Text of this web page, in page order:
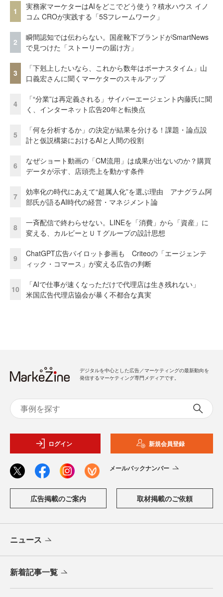
1
実務家マーケターはAIをどこでどう使う？積水ハウス イノ
コム CROが実践する「5Sフレームワーク」
2
瞬間認知では伝わらない。国産靴下ブランドがSmartNews
で見つけた「ストーリーの届け方」
3
「下剋上したいなら、これから数年はボーナスタイム」山
口義宏さんに聞くマーケターのスキルアップ
4
「“分業”は再定義される」サイバーエージェント内藤氏に聞
く、インターネット広告20年と転換点
5
「何を分析するか」の決定が結果を分ける！課題・論点設
計と仮説構築におけるAIと人間の役割
6
なぜショート動画の「CM流用」は成果が出ないのか？購買
データが示す、店頭売上を動かす条件
7
効率化の時代にあえて“超属人化”を選ぶ理由 アナグラム阿
部氏が語るAI時代の経営・マネジメント論
8
一斉配信で終わらせない。LINEを「消費」から「資産」に
変える、カルビーとＵＴグループの設計思想
9
ChatGPT広告パイロット参画も Criteoの「エージェンテ
ィック・コマース」が変える広告の判断
10
「AIで仕事が速くなっただけで代理店は生き残れない」
米国広告代理店協会が暴く不都合な真実
デジタルを中心とした広告／マーケティングの最新動向を
発信するマーケティング専門メディアです。
ログイン 新規会員登録
メールバックナンバー
広告掲載のご案内 取材掲載のご依頼
ニュース
新着記事一覧